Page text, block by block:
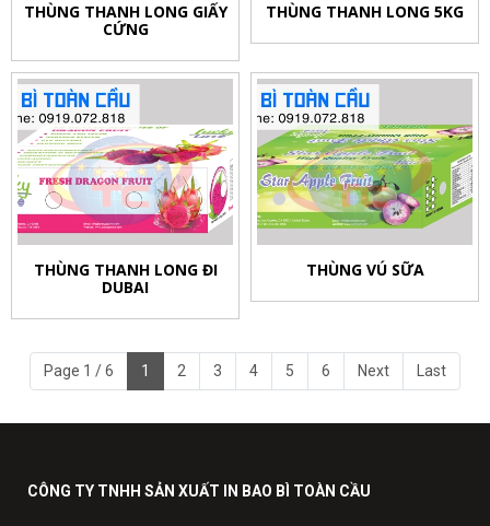
THÙNG THANH LONG GIẤY
CỨNG
THÙNG THANH LONG 5KG
THÙNG THANH LONG ĐI
DUBAI
THÙNG VÚ SỮA
Page 1 / 6 1 2 3 4 5 6 Next Last
CÔNG TY TNHH SẢN XUẤT IN BAO BÌ TOÀN CẦU